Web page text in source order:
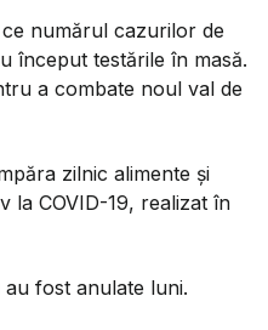
numărul cazurilor de
început testările în masă.
a combate noul val de
zilnic alimente și
la COVID-19, realizat în
fost anulate luni.